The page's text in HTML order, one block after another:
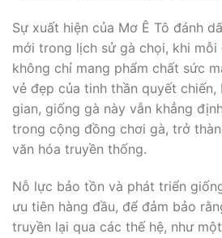
Sự xuất hiện của Mơ Ê Tô đánh
mới trong lịch sử gà chọi, khi mỗi
không chỉ mang phẩm chất sức
vẻ đẹp của tinh thần quyết
gian, giống gà này vẫn khẳng
trong cộng đồng chơi gà, trở
văn hóa truyền thống.
Nỗ lực bảo tồn và phát triển
ưu tiên hàng đầu, để đảm bảo
truyền lại qua các thế hệ, như